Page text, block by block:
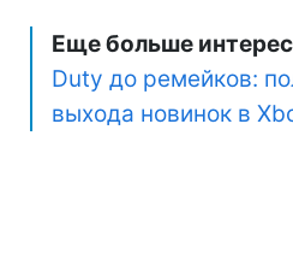
Еще больше
Duty до ремейков:
выхода новинок в